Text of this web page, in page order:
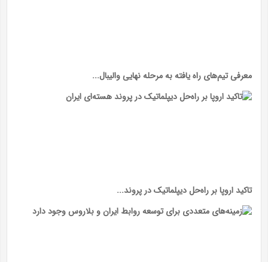
معرفی تیم‌های راه یافته به مرحله نهایی والیبال...
تاکید اروپا بر راه‌حل دیپلماتیک در پروند...